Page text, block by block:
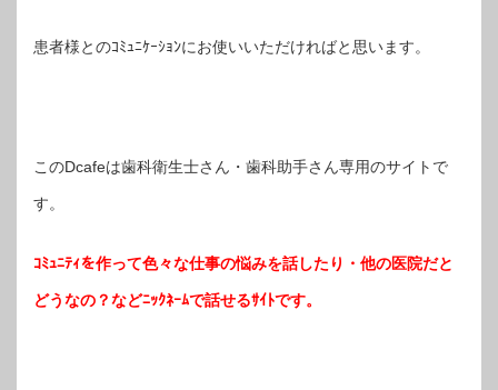
患者様とのｺﾐｭﾆｹｰｼｮﾝにお使いいただければと思います。
このDcafeは歯科衛生士さん・歯科助手さん専用のサイトで
す。
ｺﾐｭﾆﾃｨを作って色々な仕事の悩みを話したり・他の医院だと
どうなの？などﾆｯｸﾈｰﾑで話せるｻｲﾄです。